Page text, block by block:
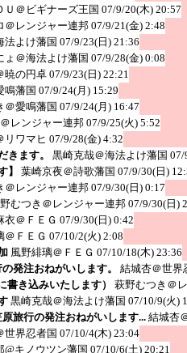
Ｕ＠ビギナーズ王国 07/9/20(木) 20:57
レンジャー連邦07/9/21(金) 2:48
法よけ藩国 07/9/23(日) 21:36
ょ＠海法よけ藩国 07/9/28(金) 0:08
暁の円卓07/9/23(日) 22:21
鳴藩国 07/9/24(月) 15:29
＠愛鳴藩国 07/9/24(月) 16:47
レンジャー連邦 07/9/25(火) 5:52
リワマヒ 07/9/28(金) 4:32
きます。
黒崎克哉＠海法よけ藩国 07/
】
葉崎京夜＠詩歌藩国 07/9/30(日)
＠レンジャー連邦 07/9/30(日) 0:17
むつき＠レンジャー連邦 07/9/30(日)
衣＠ＦＥＧ 07/9/30(日) 0:42
＠ＦＥＧ 07/10/2(火) 2:08
風野緋璃＠ＦＥＧ 07/10/18(木) 23:36
発注おねがいします。
結城杏＠世界
書き込みいたします）
萩野むつき＠
黒崎克哉＠海法よけ藩国 07/10/9(火)
旅行の発注おねがいします... 結城杏
世界忍者国 07/10/4(木) 23:04
@キノウツン藩国 07/10/6(土) 20:21